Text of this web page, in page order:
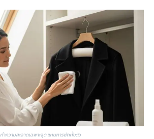
ทำความสะอาดเฉพาะจุด แทนการซักทั้งตัว